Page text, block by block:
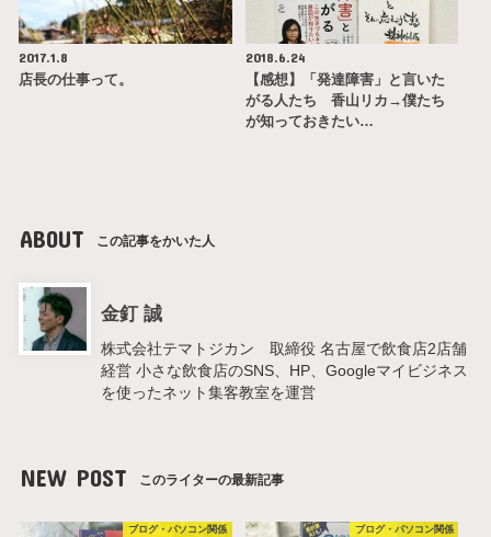
2017.1.8
店長の仕事って。
2018.6.24
【感想】「発達障害」と言いた
がる人たち 香山リカ→僕たち
が知っておきたい…
ABOUT この記事をかいた人
金釘 誠
株式会社テマトジカン 取締役 名古屋で飲食店2店舗
経営 小さな飲食店のSNS、HP、Googleマイビジネス
を使ったネット集客教室を運営
NEW POST このライターの最新記事
ブログ・パソコン関係 ブログ・パソコン関係